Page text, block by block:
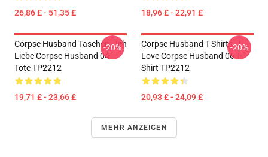
26,86 £ - 51,35 £ 18,96 £ - 22,91 £
Corpse Husband Taschen - Ich
Liebe Corpse Husband 04
Tote TP2212
19,71 £ - 23,66 £
-20%
Corpse Husband T-Shirts - I
Love Corpse Husband 06 T-
Shirt TP2212
20,93 £ - 24,09 £
-20%
MEHR ANZEIGEN